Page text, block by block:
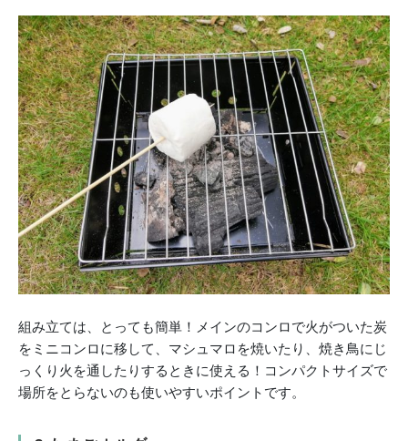
組み立ては、とっても簡単！メインのコンロで火がついた炭
をミニコンロに移して、マシュマロを焼いたり、焼き鳥にじ
っくり火を通したりするときに使える！コンパクトサイズで
場所をとらないのも使いやすいポイントです。